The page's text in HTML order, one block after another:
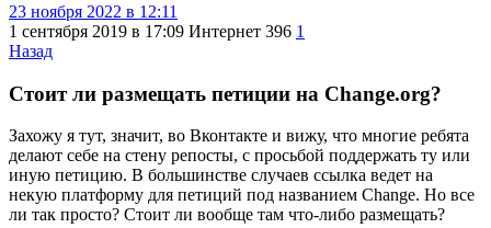
23 ноября 2022 в 12:11
1 сентября 2019 в 17:09 Интернет 396 1
Назад
Стоит ли размещать петиции на Change.org?
Захожу я тут, значит, во Вконтакте и вижу, что многие ребята
делают себе на стену репосты, с просьбой поддержать ту или
иную петицию. В большинстве случаев ссылка ведет на
некую платформу для петиций под названием Change. Но все
ли так просто? Стоит ли вообще там что-либо размещать?